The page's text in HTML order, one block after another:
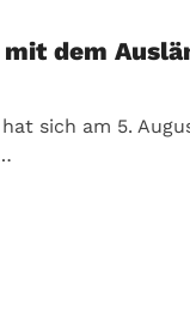
dem
sich am 5.